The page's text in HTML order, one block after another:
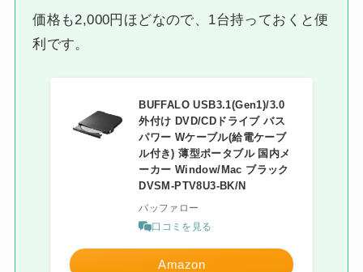
価格も2,000円ほどなので、1台持っておくと便
利です。
BUFFALO USB3.1(Gen1)/3.0
外付け DVD/CDドライブ バス
パワー Wケーブル(給電ケーブ
ル付き) 薄型ポータブル 国内メ
ーカー Window/Mac ブラック
DVSM-PTV8U3-BK/N
バッファロー
口コミを見る
Amazon